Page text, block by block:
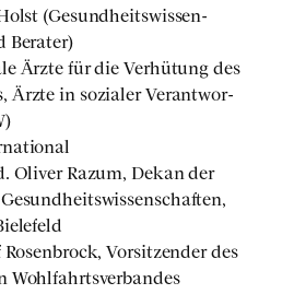
(Gesund­heits­wis­sen­
Bera­ter)
Ärz­te für die Ver­hü­tung des
Ärz­te in sozia­ler Ver­ant­wor­
Oli­ver Raz­um, Dekan der
Rosen­b­rock, Vor­sit­zen­der des
Wohl­fahrts­ver­ban­des